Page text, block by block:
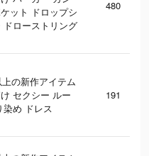
ット ドロップシ
ドローストリング
480
の新作アイテム
セクシー ルー
染め ドレス
191